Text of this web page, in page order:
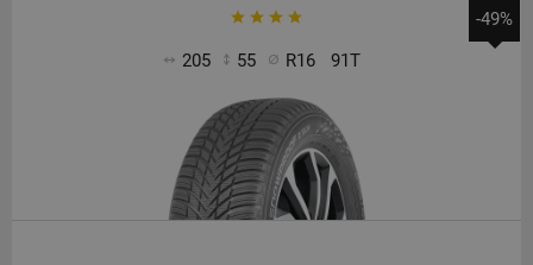
205 55 R16 91T
-49%